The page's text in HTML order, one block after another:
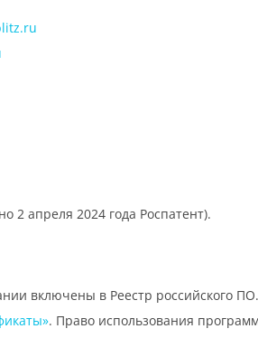
апреля 2024 года Роспатент).
включены в Реестр российского ПО.
. Право использования